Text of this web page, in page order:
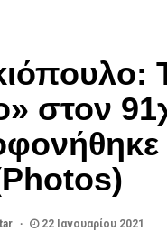
στον
22 Ιανουαρίου 2021